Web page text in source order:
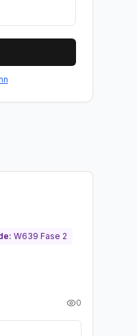
W639 Fase 2
0